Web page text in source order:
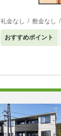
礼金なし 敷金なし
おすすめポイント